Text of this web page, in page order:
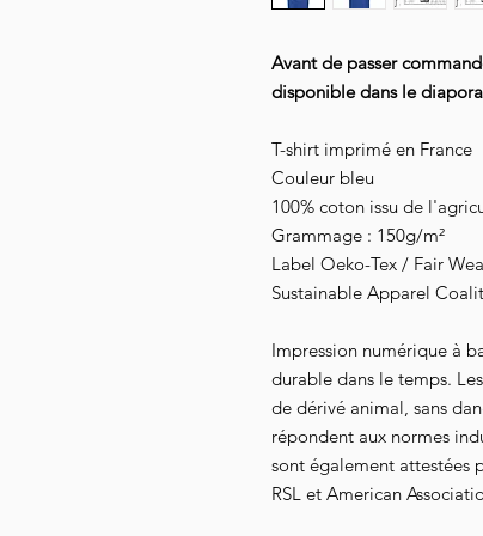
Avant de passer
disponible dans le
T-shirt imprimé en France
Couleur bleu
100% coton issu de
Grammage : 150g/m²
Label Oeko-Tex / Fair
Sustainable Apparel
Impression numérique à
durable dans le temps.
de dérivé animal, sans
répondent aux normes
sont également attestées
RSL et American